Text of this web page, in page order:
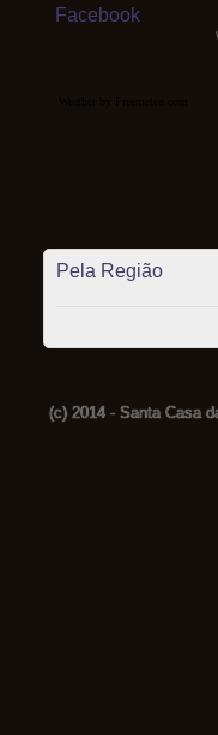
Facebook
Pela Região
(c) 2014 - Santa Casa